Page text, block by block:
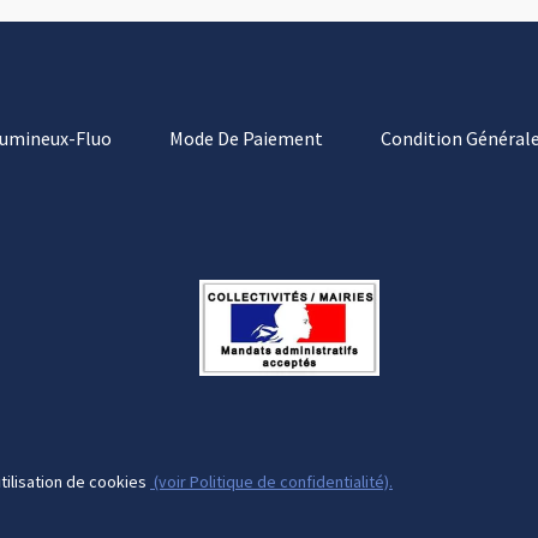
Fluo Mode De Paiement Condition
de cookies (voir Politique de confidentialité).